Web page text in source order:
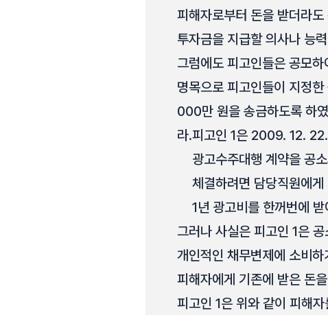
피해자로부터 돈을 받더라
투자금을 지급할 의사나 능
그럼에도 피고인들은 공모
명목으로 피고인들이 지정
000만 원을 송금하도록 하
라.피고인 1은 2009. 12. 22.
광고수주대행 계약을 공
체결하려면 담당직원에
1년 광고비를 한꺼번에
그러나 사실은 피고인 1은
개인적인 채무변제에 소비
피해자에게 기존에 받은 돈
피고인 1은 위와 같이 피해